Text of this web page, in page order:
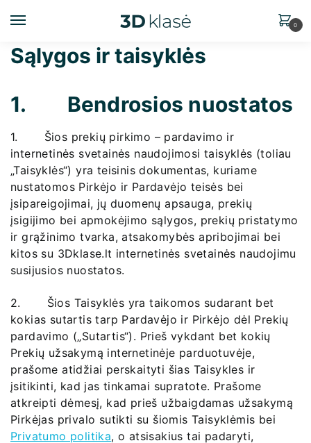
0
Sąlygos ir taisyklės
1. Bendrosios nuostatos
1. Šios prekių pirkimo – pardavimo ir
internetinės svetainės naudojimosi taisyklės (toliau
„Taisyklės“) yra teisinis dokumentas, kuriame
nustatomos Pirkėjo ir Pardavėjo teisės bei
įsipareigojimai, jų duomenų apsauga, prekių
įsigijimo bei apmokėjimo sąlygos, prekių pristatymo
ir grąžinimo tvarka, atsakomybės apribojimai bei
kitos su 3Dklase.lt internetinės svetainės naudojimu
susijusios nuostatos.
2. Šios Taisyklės yra taikomos sudarant bet
kokias sutartis tarp Pardavėjo ir Pirkėjo dėl Prekių
pardavimo („Sutartis“). Prieš vykdant bet kokių
Prekių užsakymą internetinėje parduotuvėje,
prašome atidžiai perskaityti šias Taisykles ir
įsitikinti, kad jas tinkamai supratote. Prašome
atkreipti dėmesį, kad prieš užbaigdamas užsakymą
Pirkėjas privalo sutikti su šiomis Taisyklėmis bei
Privatumo politika, o atsisakius tai padaryti,